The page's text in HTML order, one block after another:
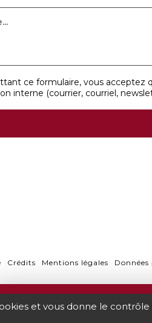
ce formulaire, vous acceptez
interne (courrier, courriel,
Crédits Mentions légales Données
PROGRAMME
et vous donne le